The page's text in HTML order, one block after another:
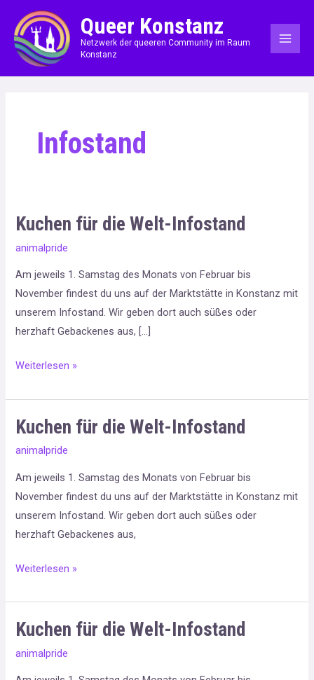
Inhalt
springen
Queer Konstanz
Netzwerk der queeren Community im Raum
Konstanz
Infostand
Kuchen für die Welt-Infostand
animalpride
Am jeweils 1. Samstag des Monats von Februar bis
November findest du uns auf der Marktstätte in Konstanz mit
unserem Infostand. Wir geben dort auch süßes oder
herzhaft Gebackenes aus, […]
Kuchen
Welt-
Infostand
Weiterlesen »
Kuchen für die Welt-Infostand
animalpride
Am jeweils 1. Samstag des Monats von Februar bis
November findest du uns auf der Marktstätte in Konstanz mit
unserem Infostand. Wir geben dort auch süßes oder
herzhaft Gebackenes aus,
Kuchen
Welt-
Infostand
Weiterlesen »
Kuchen für die Welt-Infostand
animalpride
Kuchen